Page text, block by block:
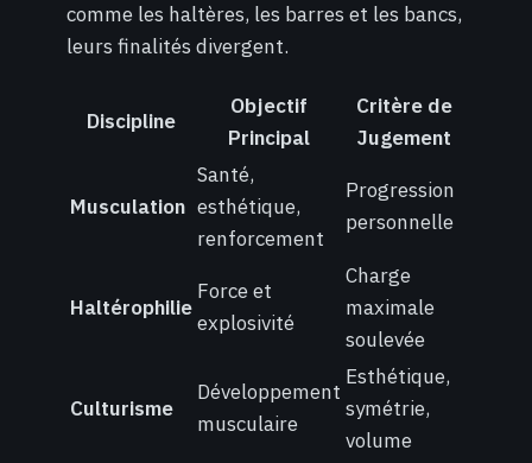
comme les haltères, les barres et les bancs,
leurs finalités divergent.
Discipline
Objectif
Principal
Critère de
Jugement
Musculation
Santé,
esthétique,
renforcement
Progression
personnelle
Haltérophilie
Force et
explosivité
Charge
maximale
soulevée
Culturisme
Développement
musculaire
Esthétique,
symétrie,
volume